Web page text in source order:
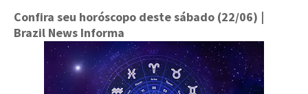
Confira seu horóscopo deste sábado (22/06) |
Brazil News Informa